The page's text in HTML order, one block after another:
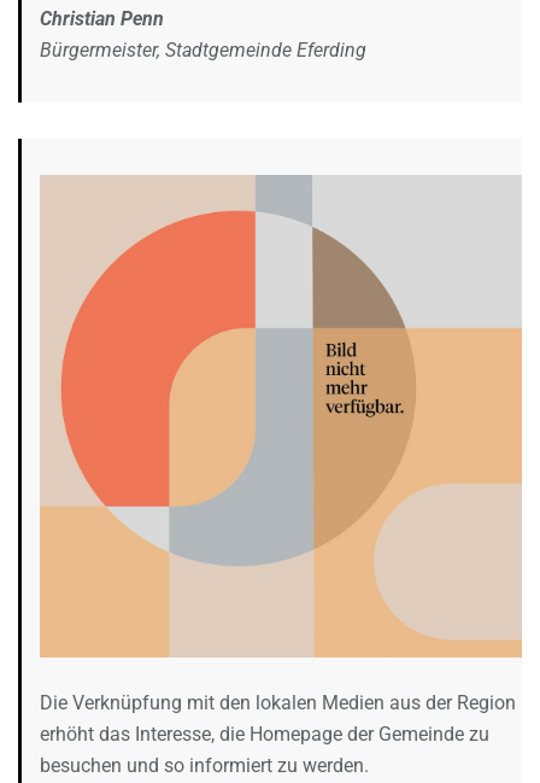
Christian Penn
Bürgermeister, Stadtgemeinde Eferding
Die Verknüpfung mit den lokalen Medien aus der Region
erhöht das Interesse, die Homepage der Gemeinde zu
besuchen und so informiert zu werden.